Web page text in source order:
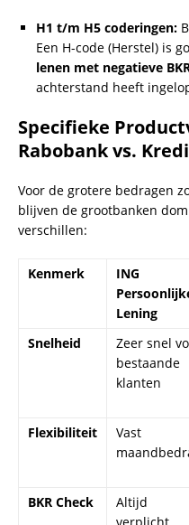
H1 t/m H5 coderingen:
Een H-code (Herstel) is
lenen met negatieve
achterstand heeft
Specifieke
Rabobank vs.
Voor de grotere bedragen
blijven de grootbanken
verschillen:
Kenmerk
ING
Lening
Snelheid
Zeer snel
bestaande
klanten
Flexibiliteit
Vast
BKR Check
Altijd